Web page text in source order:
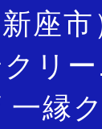
座市
リ
一縁